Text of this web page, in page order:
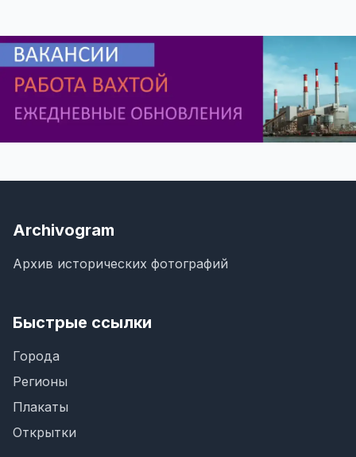
Archivogram
Архив исторических фотографий
Быстрые ссылки
Города
Регионы
Плакаты
Открытки